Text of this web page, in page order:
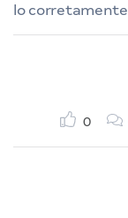
lo
0